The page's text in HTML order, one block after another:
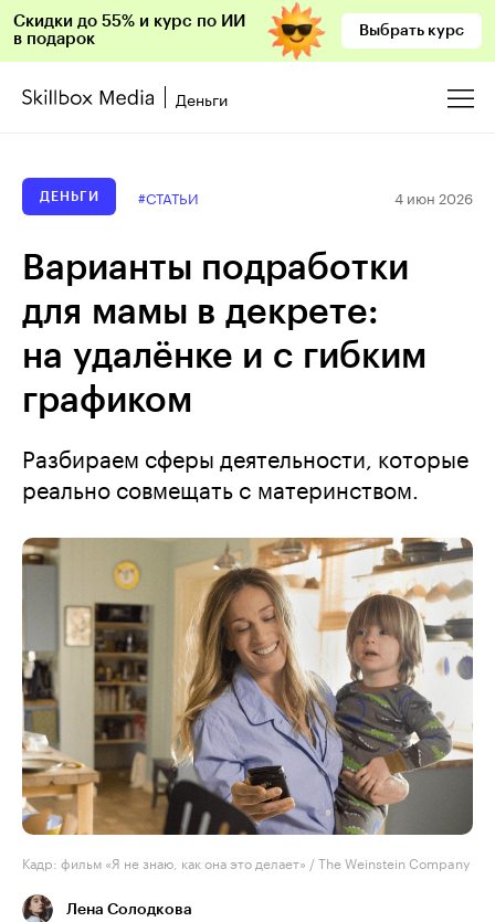
Скидки до 55% и курс по ИИ
в подарок
Выбрать курс
Деньги
ДЕНЬГИ #СТАТЬИ 4 июн 2026
Варианты подработки
для мамы в декрете:
на уда­лёнке и с гибким
графиком
Разбираем сферы деятельности, которые
реально совмещать с материнством.
Кадр: фильм «Я не знаю, как она это делает» / The Weinstein Company
Лена Солодкова